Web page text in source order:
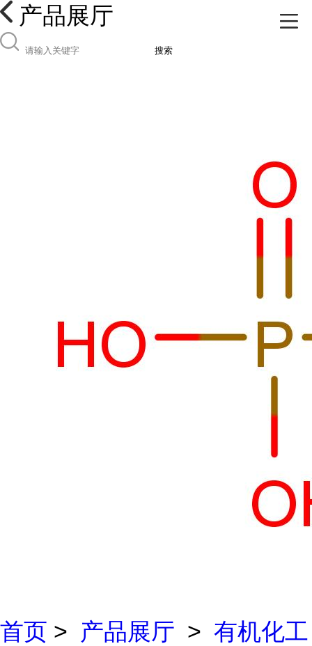
产品展厅
搜索
首页 > 产品展厅 > 有机化工